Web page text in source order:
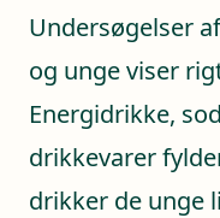
Undersøgelser
og unge viser
Energidrikke,
drikkevarer
drikker de unge